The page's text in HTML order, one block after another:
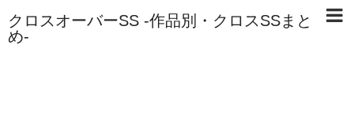
クロスオーバーSS -作品別・クロスSSまと
め-